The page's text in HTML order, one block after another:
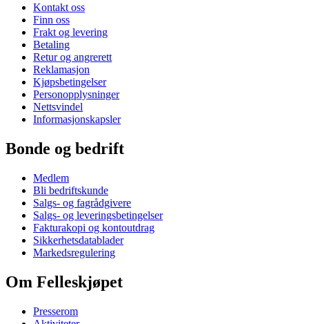
Kontakt oss
Finn oss
Frakt og levering
Betaling
Retur og angrerett
Reklamasjon
Kjøpsbetingelser
Personopplysninger
Nettsvindel
Informasjonskapsler
Bonde og bedrift
Medlem
Bli bedriftskunde
Salgs- og fagrådgivere
Salgs- og leveringsbetingelser
Fakturakopi og kontoutdrag
Sikkerhetsdatablader
Markedsregulering
Om Felleskjøpet
Presserom